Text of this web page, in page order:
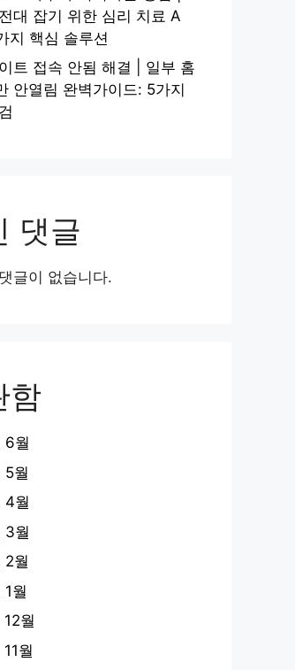
대 잡기 위한 심리 치료 A
지 핵심 솔루션
트 접속 안됨 해결 | 일부 홈
안열림 완벽가이드: 5가지
댓글
글이 없습니다.
함
6월
5월
4월
3월
2월
월
월
월